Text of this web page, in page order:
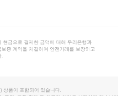
현금으로 결제한 금액에 대해 우리은행과
보증 계약을 체결하여 안전거래를 보장하고
상품이 포함되어 있습니다.